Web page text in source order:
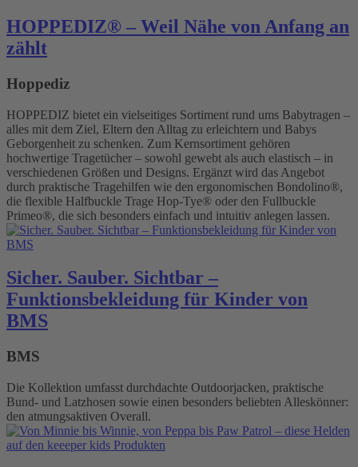
HOPPEDIZ® – Weil Nähe von Anfang an
zählt
Hoppediz
HOPPEDIZ bietet ein vielseitiges Sortiment rund ums Babytragen –
alles mit dem Ziel, Eltern den Alltag zu erleichtern und Babys
Geborgenheit zu schenken. Zum Kernsortiment gehören
hochwertige Tragetücher – sowohl gewebt als auch elastisch – in
verschiedenen Größen und Designs. Ergänzt wird das Angebot
durch praktische Tragehilfen wie den ergonomischen Bondolino®,
die flexible Halfbuckle Trage Hop-Tye® oder den Fullbuckle
Primeo®, die sich besonders einfach und intuitiv anlegen lassen.
Sicher. Sauber. Sichtbar –
Funktionsbekleidung für Kinder von
BMS
BMS
Die Kollektion umfasst durchdachte Outdoorjacken, praktische
Bund- und Latzhosen sowie einen besonders beliebten Alleskönner:
den atmungsaktiven Overall.